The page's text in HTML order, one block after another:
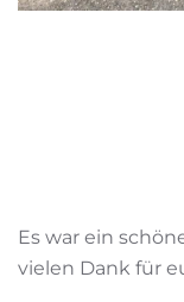
Es war ein
vielen Dank für